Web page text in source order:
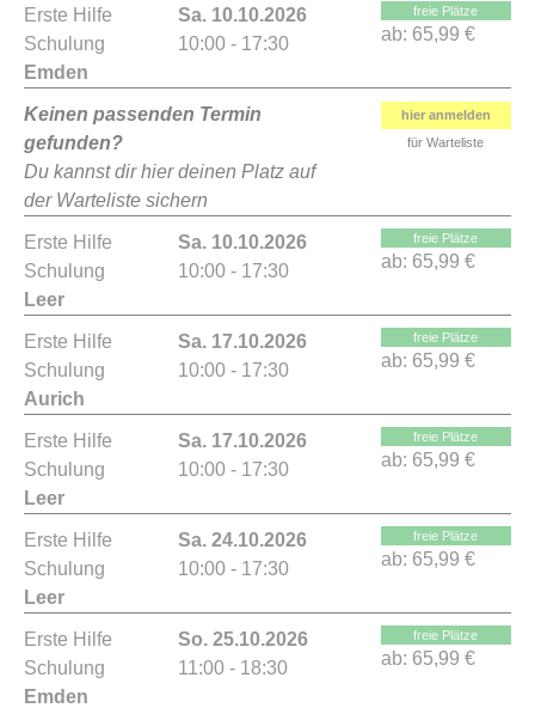
Erste Hilfe
Schulung
Emden
Sa. 10.10.2026
10:00 - 17:30
freie Plätze
ab: 65,99 €
Keinen passenden Termin
gefunden?
Du kannst dir hier deinen Platz auf
der Warteliste sichern
hier anmelden
für Warteliste
Erste Hilfe
Schulung
Leer
Sa. 10.10.2026
10:00 - 17:30
freie Plätze
ab: 65,99 €
Erste Hilfe
Schulung
Aurich
Sa. 17.10.2026
10:00 - 17:30
freie Plätze
ab: 65,99 €
Erste Hilfe
Schulung
Leer
Sa. 17.10.2026
10:00 - 17:30
freie Plätze
ab: 65,99 €
Erste Hilfe
Schulung
Leer
Sa. 24.10.2026
10:00 - 17:30
freie Plätze
ab: 65,99 €
Erste Hilfe
Schulung
Emden
So. 25.10.2026
11:00 - 18:30
freie Plätze
ab: 65,99 €